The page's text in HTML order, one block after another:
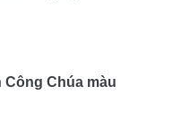
Chúa màu